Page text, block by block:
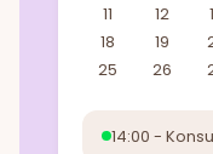
11
12
18
19
25
26
14:00 -